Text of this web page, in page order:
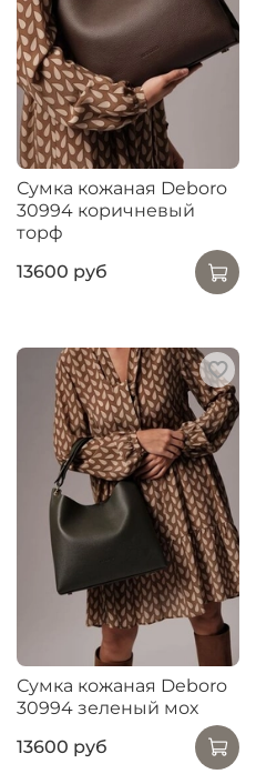
Сумка кожаная Deboro
30994 коричневый
торф
13600 руб
Сумка кожаная Deboro
30994 зеленый мох
13600 руб